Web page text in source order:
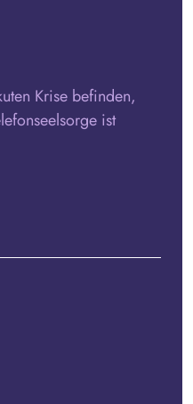
Krise befinden,
ist